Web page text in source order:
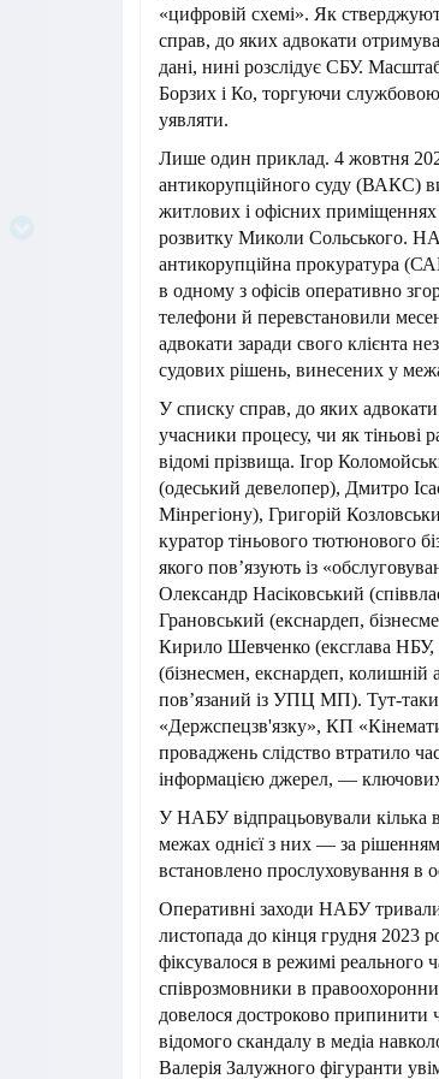
«цифровій схемі». Як
справ, до яких адвокати
дані, нині розслідує СБУ.
Борзих і Ко, торгуючи
уявляти.
Лише один приклад. 4 жовтня
антикорупційного суду (ВАКС)
житлових і офісних приміщеннях
розвитку Миколи Сольського.
антикорупційна прокуратура
в одному з офісів оперативно
телефони й перевстановили
адвокати заради свого клієнта
судових рішень, винесених у
У списку справ, до яких
учасники процесу, чи як
відомі прізвища. Ігор
(одеський девелопер), Дмитро
Мінрегіону), Григорій
куратор тіньового тютюнового
якого пов’язують із
Олександр Насіковський
Грановський (екснардеп,
Кирило Шевченко (ексглава
(бізнесмен, екснардеп, колишній
пов’язаний із УПЦ МП). Тут-
«Держспецзв'язку», КП
проваджень слідство втратило
інформацією джерел, —
У НАБУ відпрацьовували кілька
межах однієї з них — за
встановлено прослуховування в
Оперативні заходи НАБУ
листопада до кінця грудня 2023
фіксувалося в режимі реального
співрозмовники в
довелося достроково припинити
відомого скандалу в медіа
Валерія Залужного фігуранти